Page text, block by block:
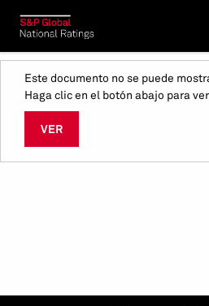
Este documento no se puede
Haga clic en el botón abajo para
VER